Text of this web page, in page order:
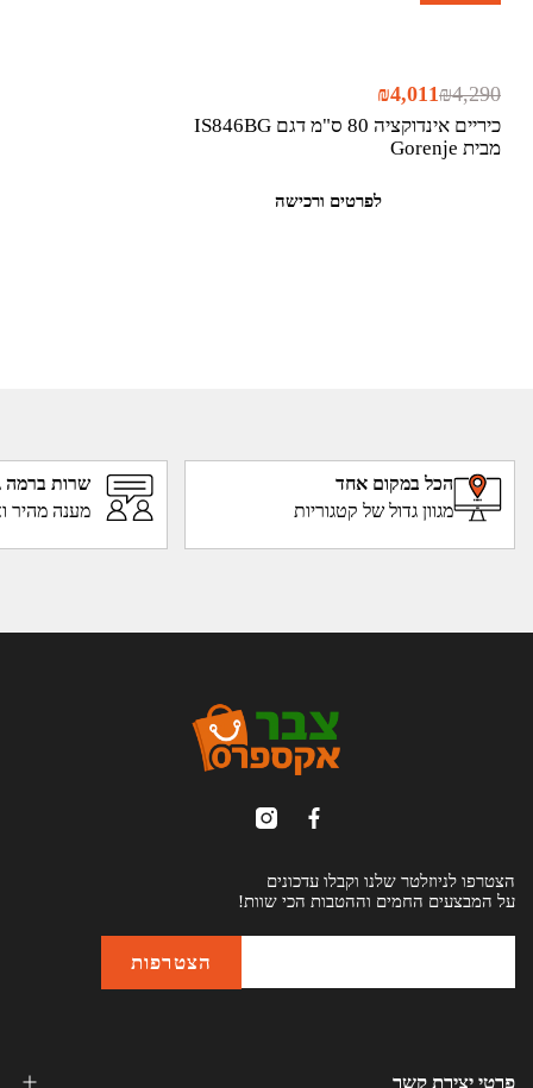
כיריים אינדוקציה 80 ס"מ דגם IS846BG
מבית Gorenje
₪4,290
₪4,011
לפרטים ורכישה
הכל במקום אחד
מגוון גדול של קטגוריות
שרות ברמה
מענה מהיר
הצטרפו לניוזלטר שלנו וקבלו עדכונים
על המבצעים החמים וההטבות הכי שוות!
פרטי יצירת קשר